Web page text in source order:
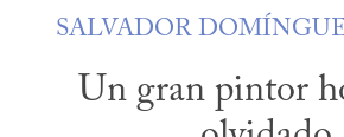
SALVADOR
Un gran pintor